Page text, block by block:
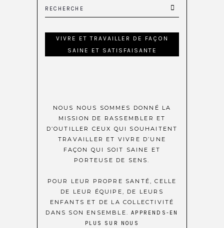
VIVRE ET TRAVAILLER DE FAÇON
SAINE ET SATISFAISANTE
NOUS NOUS SOMMES DONNÉ LA
MISSION DE RASSEMBLER ET
D’OUTILLER CEUX QUI SOUHAITENT
TRAVAILLER ET VIVRE D’UNE
FAÇON QUI SOIT SAINE ET
PORTEUSE DE SENS.
POUR LEUR PROPRE SANTÉ, CELLE
DE LEUR ÉQUIPE, DE LEURS
ENFANTS ET DE LA COLLECTIVITÉ
DANS SON ENSEMBLE.APPRENDS-EN
PLUS SUR NOUS